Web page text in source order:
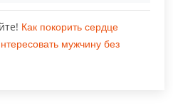
Как покорить сердце
мужчину без